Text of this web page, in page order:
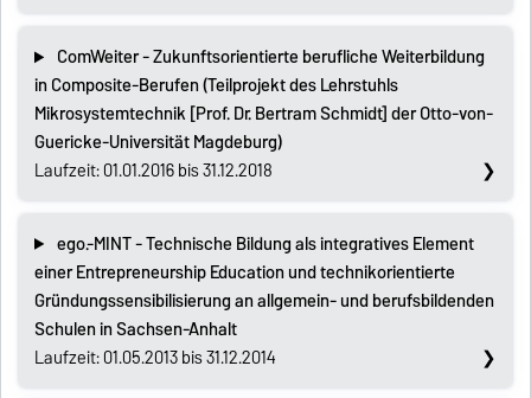
ComWeiter - Zukunftsorientierte berufliche Weiterbildung
in Composite-Berufen (Teilprojekt des Lehrstuhls
Mikrosystemtechnik [Prof. Dr. Bertram Schmidt] der Otto-von-
Guericke-Universität Magdeburg)
Laufzeit: 01.01.2016 bis 31.12.2018
ego.-MINT - Technische Bildung als integratives Element
einer Entrepreneurship Education und technikorientierte
Gründungssensibilisierung an allgemein- und berufsbildenden
Schulen in Sachsen-Anhalt
Laufzeit: 01.05.2013 bis 31.12.2014